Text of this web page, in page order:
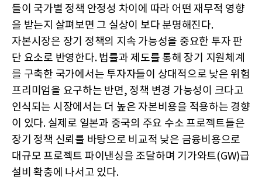
들이 국가별 정책 안정성 차이에 따라 어떤 재무적 영향
을 받는지 살펴보면 그 실상이 보다 분명해진다.
자본시장은 장기 정책의 지속 가능성을 중요한 투자 판
단 요소로 반영한다. 법률과 제도를 통해 장기 지원체계
를 구축한 국가에서는 투자자들이 상대적으로 낮은 위험
프리미엄을 요구하는 반면, 정책 변경 가능성이 크다고
인식되는 시장에서는 더 높은 자본비용을 적용하는 경향
이 있다. 실제로 일본과 중국의 주요 수소 프로젝트들은
장기 정책 신뢰를 바탕으로 비교적 낮은 금융비용으로
대규모 프로젝트 파이낸싱을 조달하며 기가와트(GW)급
설비 확충에 나서고 있다.